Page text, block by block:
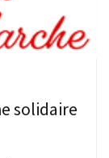
solidaire